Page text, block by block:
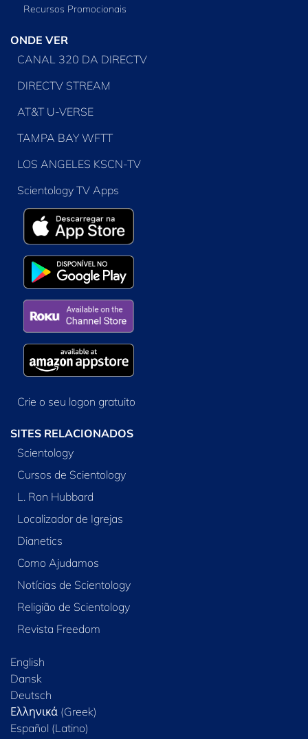
Recursos Promocionais
ONDE VER
CANAL 320 DA DIRECTV
DIRECTV STREAM
AT&T U-VERSE
TAMPA BAY WFTT
LOS ANGELES KSCN-TV
Scientology TV Apps
Crie o seu logon gratuito
SITES RELACIONADOS
Scientology
Cursos de Scientology
L. Ron Hubbard
Localizador de Igrejas
Dianetics
Como Ajudamos
Notícias de Scientology
Religião de Scientology
Revista Freedom
English
Dansk
Deutsch
Ελληνικά (Greek)
Español (Latino)